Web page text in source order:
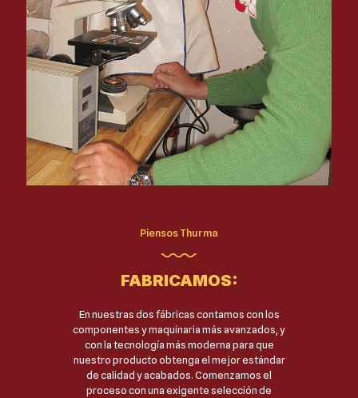
Piensos Thurma
FABRICAMOS:
En nuestras dos fábricas contamos con los
componentes y maquinaria más avanzados, y
con la tecnología más moderna para que
nuestro producto obtenga el mejor estándar
de calidad y acabados. Comenzamos el
proceso con una exigente selección de